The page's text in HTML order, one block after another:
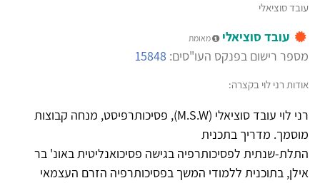
עובד סוציאלי
עובד סוציאלי מאומת
מספר רישום בפנקס העו"סים: 15848
אודות רני לוי בקצרה:
רני לוי עובד סוציאלי (M.S.W), פסיכותרפיסט, מנחה קבוצות
מוסמך. מדריך בתכנית
התלת-שנתית לפסיכותרפיה בגישה פסיכואנליטית באונ' בר
אילן, בתוכנית ללמודי המשך בפסיכותרפיה הזרם העצמאי